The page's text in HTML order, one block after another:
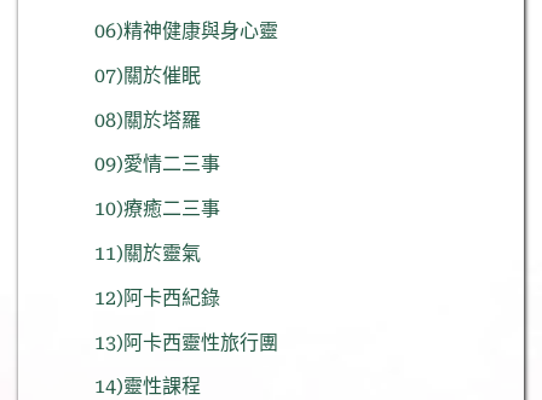
06)精神健康與身心靈
07)關於催眠
08)關於塔羅
09)愛情二三事
10)療癒二三事
11)關於靈氣
12)阿卡西紀錄
13)阿卡西靈性旅行團
14)靈性課程